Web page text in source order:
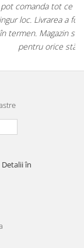
animalul meu
au fost
și foarte util
în